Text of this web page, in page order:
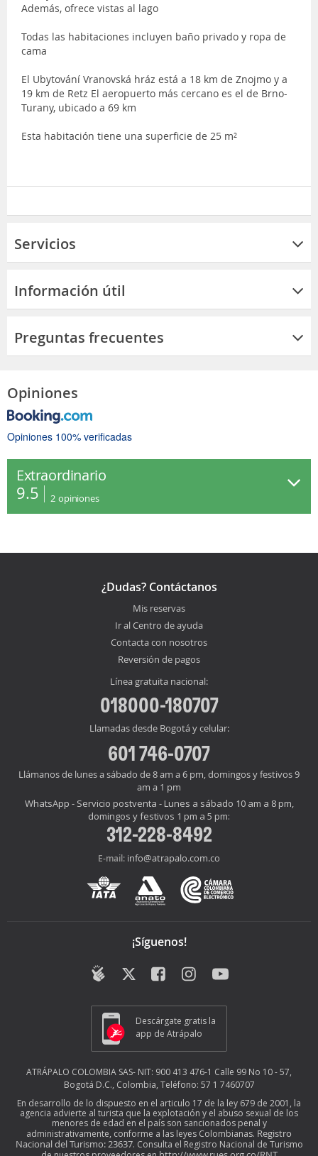
Además, ofrece vistas al lago
Todas las habitaciones incluyen baño privado y ropa de
cama
El Ubytování Vranovská hráz está a 18 km de Znojmo y a
19 km de Retz El aeropuerto más cercano es el de Brno-
Turany, ubicado a 69 km
Esta habitación tiene una superficie de 25 m²
Servicios
Información útil
Preguntas frecuentes
Opiniones
Opiniones 100% verificadas
Extraordinario
9.5 2 opiniones
¿Dudas? Contáctanos
Mis reservas
Ir al Centro de ayuda
Contacta con nosotros
Reversión de pagos
Línea gratuita nacional:
018000-180707
Llamadas desde Bogotá y celular:
601 746-0707
Llámanos de lunes a sábado de 8 am a 6 pm, domingos y festivos 9
am a 1 pm
WhatsApp - Servicio postventa - Lunes a sábado 10 am a 8 pm,
domingos y festivos 1 pm a 5 pm:
312-228-8492
E-mail: info@atrapalo.com.co
¡Síguenos!
Descárgate gratis la
app de Atrápalo
ATRÁPALO COLOMBIA SAS- NIT: 900 413 476-1 Calle 99 No 10 - 57,
Bogotá D.C., Colombia, Teléfono: 57 1 7460707
En desarrollo de lo dispuesto en el articulo 17 de la ley 679 de 2001, la
agencia advierte al turista que la explotación y el abuso sexual de los
menores de edad en el país son sancionados penal y
administrativamente, conforme a las leyes Colombianas. Registro
Nacional del Turismo: 23637. Consulta el Registro Nacional de Turismo